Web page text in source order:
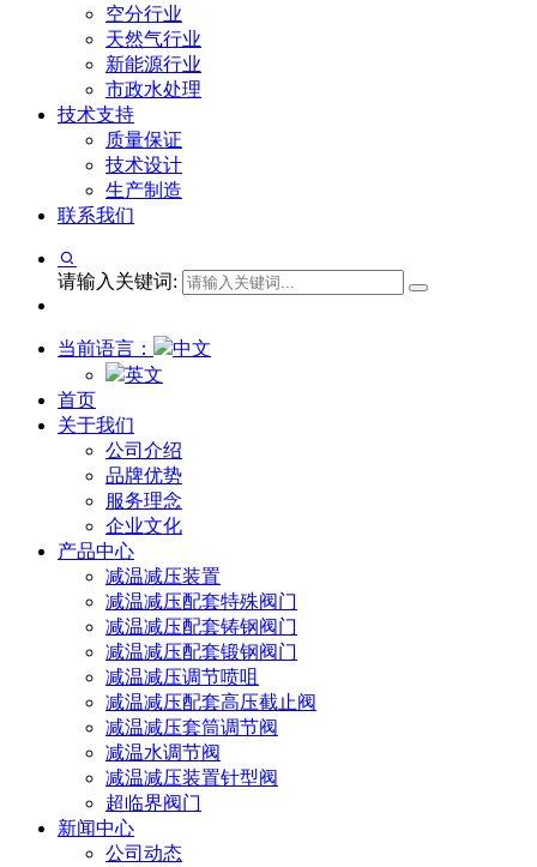
空分行业
天然气行业
新能源行业
市政水处理
技术支持
质量保证
技术设计
生产制造
联系我们
请输入关键词:
当前语言：
中文
英文
首页
关于我们
公司介绍
品牌优势
服务理念
企业文化
产品中心
减温减压装置
减温减压配套特殊阀门
减温减压配套铸钢阀门
减温减压配套锻钢阀门
减温减压调节喷咀
减温减压配套高压截止阀
减温减压套筒调节阀
减温水调节阀
减温减压装置针型阀
超临界阀门
新闻中心
公司动态